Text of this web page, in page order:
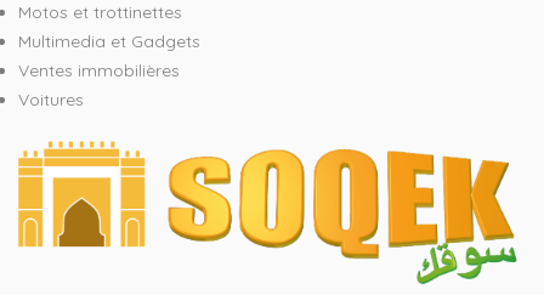
Motos et trottinettes
Multimedia et Gadgets
Ventes immobilières
Voitures